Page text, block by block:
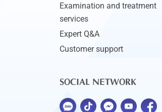
Examination and treatment
services
Expert Q&A
Customer support
SOCIAL NETWORK